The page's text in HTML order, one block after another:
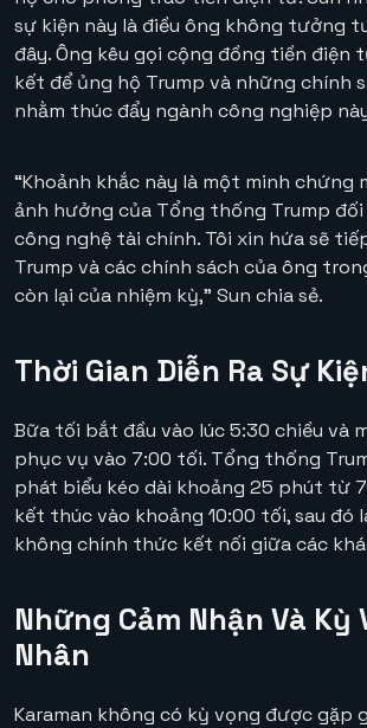
sự kiện này là điều ông không tưởng
đây. Ông kêu gọi cộng đồng tiền điện
kết để ủng hộ Trump và những chính
nhằm thúc đẩy ngành công nghiệp
“Khoảnh khắc này là một minh chứng
ảnh hưởng của Tổng thống Trump
công nghệ tài chính. Tôi xin hứa sẽ
Trump và các chính sách của ông
còn lại của nhiệm kỳ,” Sun chia sẻ.
Thời Gian Diễn Ra Sự
Bữa tối bắt đầu vào lúc 5:30 chiều và
phục vụ vào 7:00 tối. Tổng thống
phát biểu kéo dài khoảng 25 phút từ
kết thúc vào khoảng 10:00 tối, sau đó
không chính thức kết nối giữa các
Những Cảm Nhận Và Kỳ
Nhân
Karaman không có kỳ vọng được gặp